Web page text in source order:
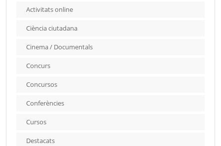
Activitats online
Ciència ciutadana
Cinema / Documentals
Concurs
Concursos
Conferències
Cursos
Destacats